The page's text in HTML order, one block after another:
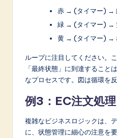
赤 → (タイマー) →
緑 → (タイマー) →
黄 → (タイマー) →
ループに注目してください。
「最終状態」に到達すること
なプロセスです。図は循環を
例3：EC注文処理
複雑なビジネスロジックは、
に、状態管理に細心の注意を要